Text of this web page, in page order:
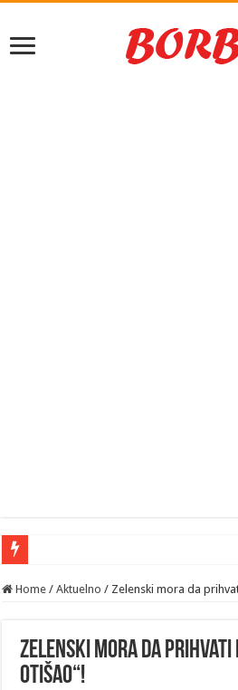
Home / Aktuelno / Zelenski mora da
Zelenski mora da
otišao“!